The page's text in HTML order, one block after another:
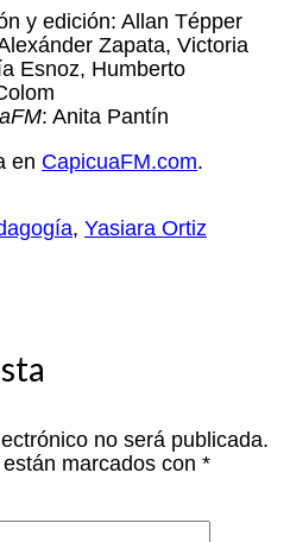
y edición: Allan Tépper
Zapata, Victoria
Esnoz, Humberto
: Anita Pantín
en CapicuaFM.com.
, Yasiara Ortiz
no será publicada.
marcados con *